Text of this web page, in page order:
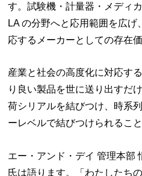
す。試験機・計量器・メディ
LA の分野へと応用範囲を広
応するメーカーとしての存在
産業と社会の高度化に対応す
り良い製品を世に送り出すだ
荷シリアルを結びつけ、時系
ーレベルで結びつけられるこ
エー・アンド・デイ 管理本部
氏は語ります。「わたしたち